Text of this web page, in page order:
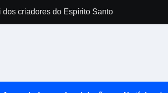
criadores do Espírito Santo